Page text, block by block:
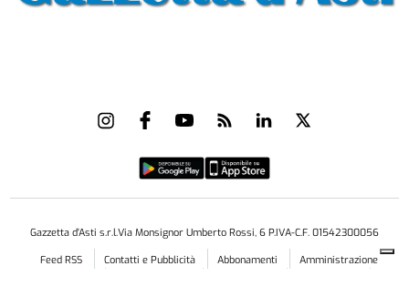
Gazzetta d'Asti s.r.l.Via Monsignor Umberto Rossi, 6 P.IVA-C.F. 01542300056
Feed RSS
Contatti e Pubblicità Abbonamenti
Amministrazione